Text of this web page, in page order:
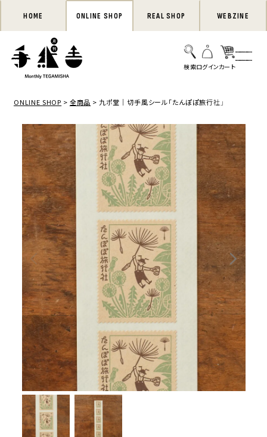
HOME ONLINE SHOP REAL SHOP WEBZINE
ONLINE SHOP 全商品 九ポ堂｜切手風シール「たんぽぽ旅行社」